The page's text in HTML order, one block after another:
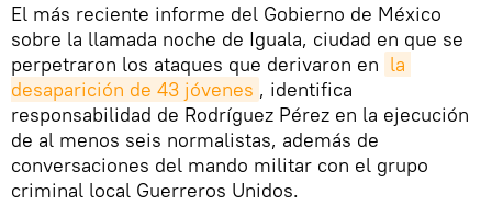
El más reciente informe del Gobierno de México
sobre la llamada noche de Iguala, ciudad en que se
perpetraron los ataques que derivaron en la
desaparición de 43 jóvenes , identifica
responsabilidad de Rodríguez Pérez en la ejecución
de al menos seis normalistas, además de
conversaciones del mando militar con el grupo
criminal local Guerreros Unidos.